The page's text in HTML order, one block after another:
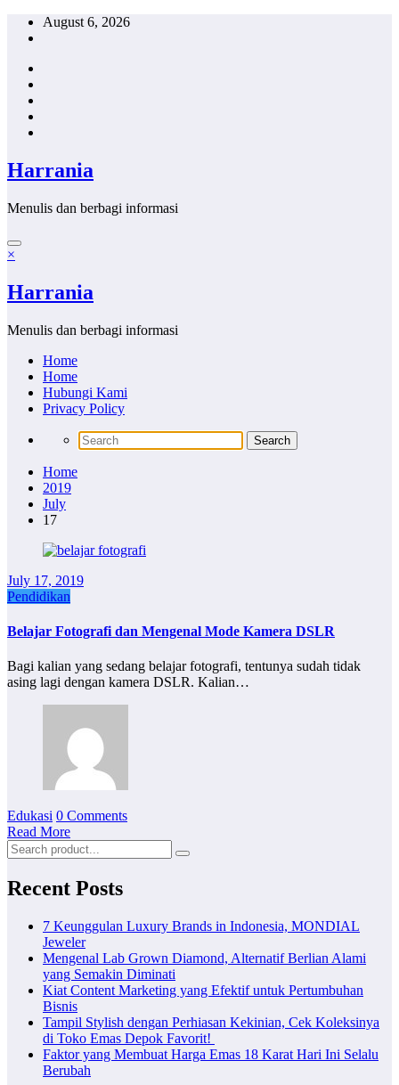
Skip
August 6, 2026
Harrania
Menulis dan berbagi informasi
×
Harrania
Menulis dan berbagi informasi
Home
Home
Hubungi Kami
Privacy Policy
Home
2019
July
17
July 17, 2019
Pendidikan
Belajar Fotografi dan Mengenal Mode Kamera DSLR
Bagi kalian yang sedang belajar fotografi, tentunya sudah tidak
asing lagi dengan kamera DSLR. Kalian…
Edukasi 0 Comments
Read More
Recent Posts
7 Keunggulan Luxury Brands in Indonesia, MONDIAL
Jeweler
Mengenal Lab Grown Diamond, Alternatif Berlian Alami
yang Semakin Diminati
Kiat Content Marketing yang Efektif untuk Pertumbuhan
Bisnis
Tampil Stylish dengan Perhiasan Kekinian, Cek Koleksinya
di Toko Emas Depok Favorit!
Faktor yang Membuat Harga Emas 18 Karat Hari Ini Selalu
Berubah